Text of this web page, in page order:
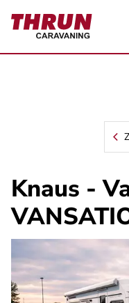
Knaus -